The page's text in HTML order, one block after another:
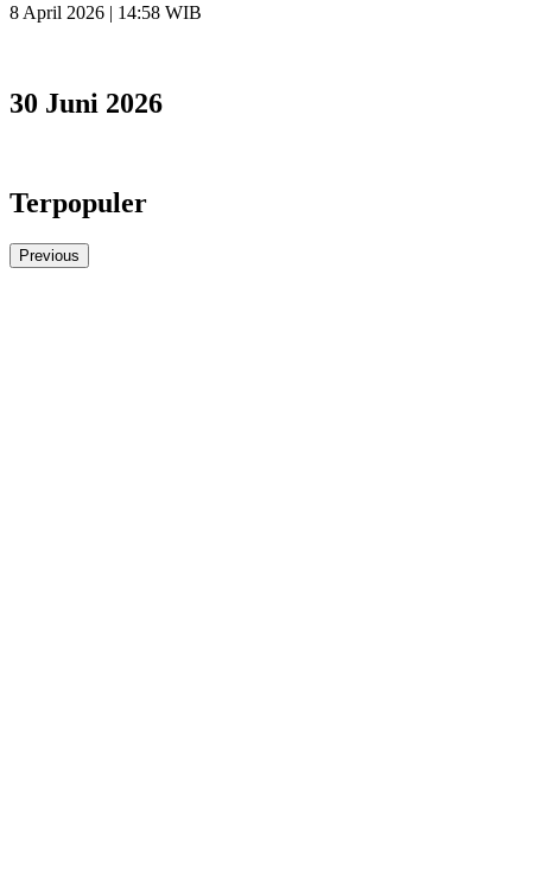
8 April 2026 | 14:58 WIB
30 Juni 2026
Terpopuler
Previous